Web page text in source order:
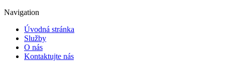
Navigation
Úvodná stránka
Služby
O nás
Kontaktujte nás